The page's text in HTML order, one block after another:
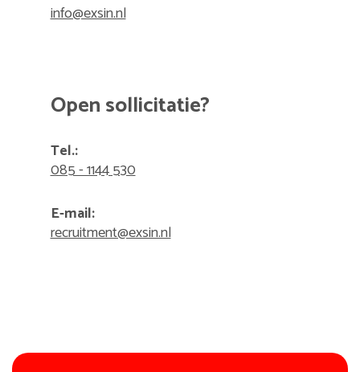
info@exsin.nl
Open sollicitatie?
Tel.:
085 - 1144 530
E-mail:
recruitment@exsin.nl